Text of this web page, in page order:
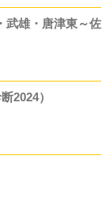
武雄・唐津東～佐
2024）